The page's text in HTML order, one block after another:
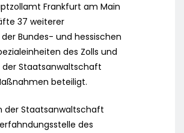
Frankfurt am Main
37 weiterer
Bundes- und hessischen
des Zolls und
der Staatsanwaltschaft
beteiligt.
der Staatsanwaltschaft
des